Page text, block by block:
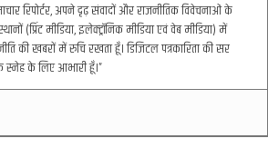
रिपोर्टर, अपने दृढ़ संवादों और राजनीतिक विवेचनाओं के
(प्रिंट मीडिया, इलेक्ट्रॉनिक मीडिया एवं वेब मीडिया) में
की खबरों में रुचि रखता हूँ। डिजिटल पत्रकारिता की सर
के लिए आभारी हूँ।”